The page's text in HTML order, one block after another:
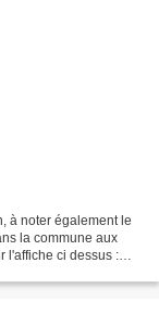
à noter également le
la commune aux
l'affiche ci dessus :